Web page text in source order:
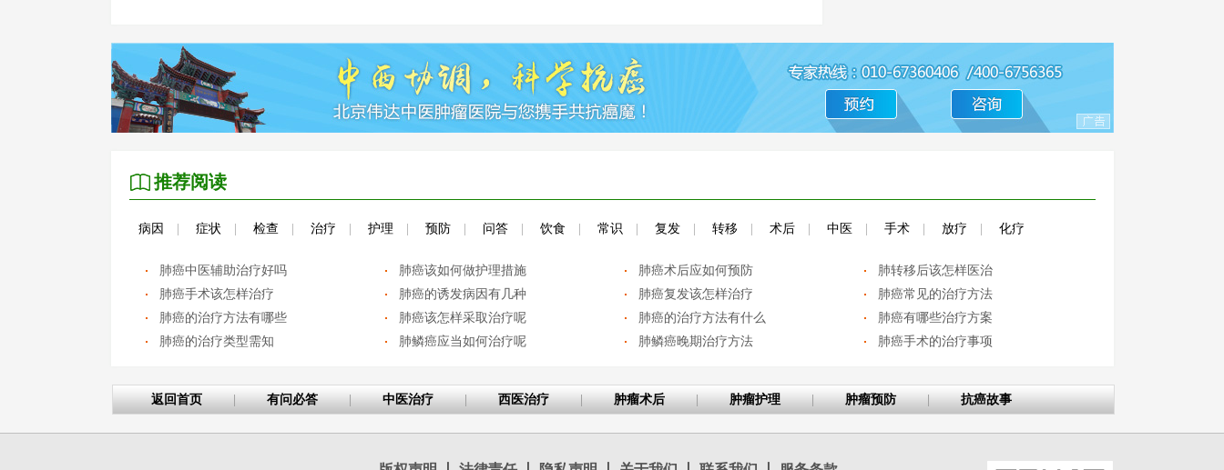
推荐阅读
病因 症状 检查 治疗 护理 预防 问答 饮食 常识 复发 转移 术后 中医 手术 放疗 化疗
肺癌中医辅助治疗好吗 肺癌该如何做护理措施 肺癌术后应如何预防
肺转移后该怎样医治
肺癌手术该怎样治疗
肺癌的诱发病因有几种 肺癌复发该怎样治疗
肺癌常见的治疗方法
肺癌的治疗方法有哪些
肺癌该怎样采取治疗呢 肺癌的治疗方法有什么
肺癌有哪些治疗方案
肺癌的治疗类型需知
肺鳞癌应当如何治疗呢 肺鳞癌晚期治疗方法 肺癌手术的治疗事项
返回首页 有问必答 中医治疗 西医治疗 肿瘤术后 肿瘤护理 肿瘤预防 抗癌故事